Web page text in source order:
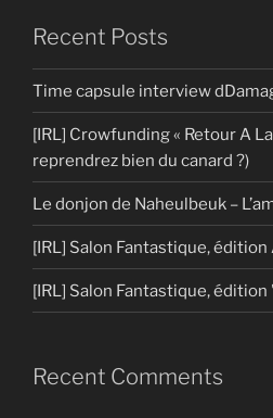
Recent Posts
Time capsule interview
[IRL] Crowfunding « Retour A
reprendrez bien du canard ?)
Le donjon de Naheulbeuk –
[IRL] Salon Fantastique,
[IRL] Salon Fantastique,
Recent Comments